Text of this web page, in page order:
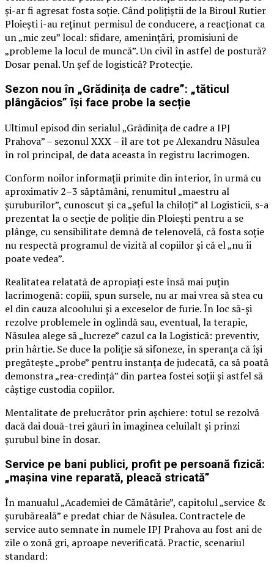
și-ar fi agresat fosta soție. Când polițiștii de la Biroul Rutier
Ploiești i-au reținut permisul de conducere, a reacționat ca
un „mic zeu” local: sfidare, amenințări, promisiuni de
„probleme la locul de muncă”. Un civil în astfel de postură?
Dosar penal. Un șef de logistică? Protecție.
Sezon nou în „Grădinița de cadre”: „tăticul
plângăcios” își face probe la secție
Ultimul episod din serialul „Grădinița de cadre a IPJ
Prahova” – sezonul XXX – îl are tot pe Alexandru Năsulea
în rol principal, de data aceasta în registru lacrimogen.
Conform noilor informații primite din interior, în urmă cu
aproximativ 2–3 săptămâni, renumitul „maestru al
șuruburilor”, cunoscut și ca „șeful la chiloți” al Logisticii, s-a
prezentat la o secție de poliție din Ploiești pentru a se
plânge, cu sensibilitate demnă de telenovelă, că fosta soție
nu respectă programul de vizită al copiilor și că el „nu îi
poate vedea”.
Realitatea relatată de apropiați este însă mai puțin
lacrimogenă: copiii, spun sursele, nu ar mai vrea să stea cu
el din cauza alcoolului și a exceselor de furie. În loc să-și
rezolve problemele în oglindă sau, eventual, la terapie,
Năsulea alege să „lucreze” cazul ca la Logistică: preventiv,
prin hârtie. Se duce la poliție să sifoneze, în speranța că își
pregătește „probe” pentru instanța de judecată, ca să poată
demonstra „rea-credință” din partea fostei soții și astfel să
câștige custodia copiilor.
Mentalitate de prelucrător prin așchiere: totul se rezolvă
dacă dai două-trei găuri în imaginea celuilalt și prinzi
șurubul bine în dosar.
Service pe bani publici, profit pe persoană fizică:
„mașina vine reparată, pleacă stricată”
În manualul „Academiei de Cămătărie”, capitolul „service &
șurubăreală” e predat chiar de Năsulea. Contractele de
service auto semnate în numele IPJ Prahova au fost ani de
zile o zonă gri, aproape neverificată. Practic, scenariul
standard: